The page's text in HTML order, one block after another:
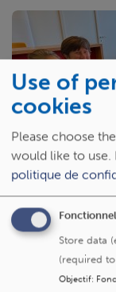
Le modèle
(re)donner du
Use of
cookies
Please choose
would like to use.
politique de
Fonctionnel
Store data
(required
Objectif: